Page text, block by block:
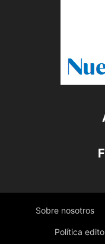
Sobre nosotros
Política